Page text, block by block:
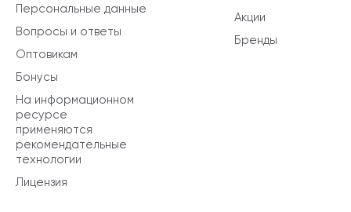
Акции
Бренды
Персональные данные
Вопросы и ответы
Оптовикам
Бонусы
На информационном
ресурсе
применяются
рекомендательные
технологии
Лицензия